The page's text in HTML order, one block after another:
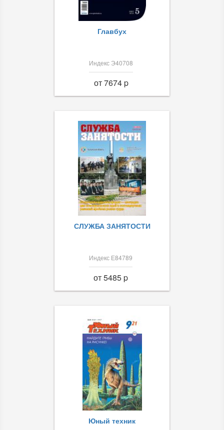
Главбух
Индекс Э40708
от 7674 p
СЛУЖБА ЗАНЯТОСТИ
Индекс Е84789
от 5485 p
Юный техник